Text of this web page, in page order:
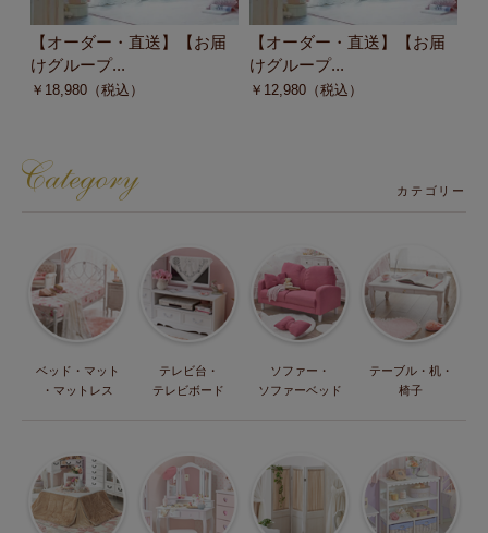
【オーダー・直送】【お届
けグループ...
￥ 18,980 （税込）
【オーダー・直送】【お届
けグループ...
￥ 12,980 （税込）
カテゴリー
ベッド・マット
・マットレス
テレビ台・
テレビボード
ソファー・
ソファーベッド
テーブル・机・
椅子